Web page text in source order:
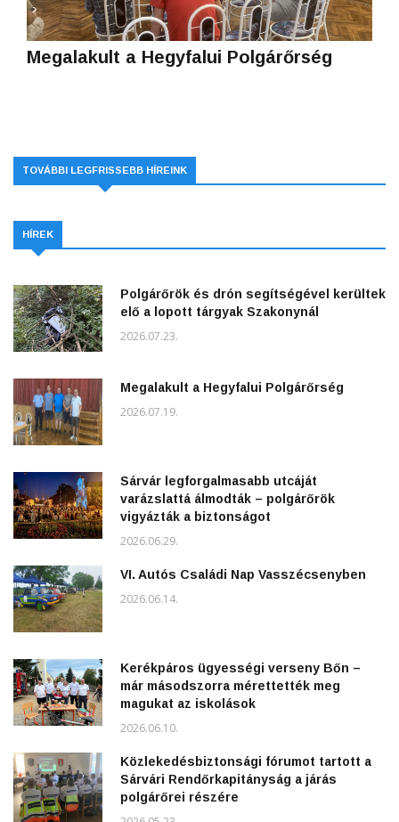
Megalakult a Hegyfalui Polgárőrség
TOVÁBBI LEGFRISSEBB HÍREINK
HÍREK
Polgárőrök és drón segítségével kerültek
elő a lopott tárgyak Szakonynál
2026.07.23.
Megalakult a Hegyfalui Polgárőrség
2026.07.19.
Sárvár legforgalmasabb utcáját
varázslattá álmodták – polgárőrök
vigyázták a biztonságot
2026.06.29.
VI. Autós Családi Nap Vasszécsenyben
2026.06.14.
Kerékpáros ügyességi verseny Bőn –
már másodszorra mérettették meg
magukat az iskolások
2026.06.10.
Közlekedésbiztonsági fórumot tartott a
Sárvári Rendőrkapitányság a járás
polgárőrei részére